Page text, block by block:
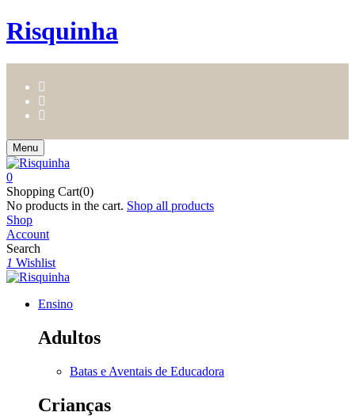
Risquinha
Menu
0
Shopping Cart(0)
No products in the cart. Shop all products
Shop
Account
Search
1 Wishlist
Ensino
Adultos
Batas e Aventais de Educadora
Crianças